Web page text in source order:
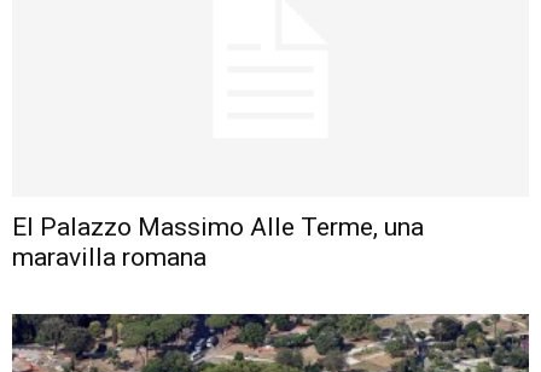
El Palazzo Massimo Alle Terme, una
maravilla romana